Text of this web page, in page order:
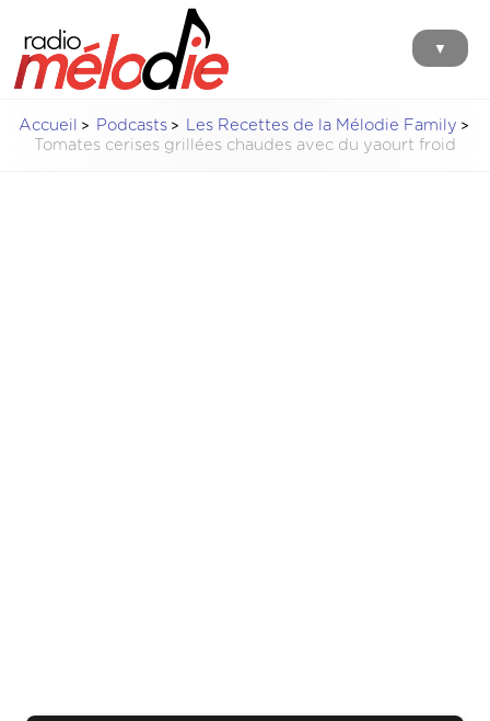
▼
Accueil Podcasts
Les Recettes de la Mélodie Family
Tomates cerises grillées chaudes avec du yaourt froid